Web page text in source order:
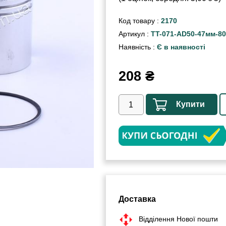
Код товару : 2170
Артикул : TT-071-AD50-47мм-
Наявність : Є в наявності
208₴
Купити
Доставка
Відділення Нової пошти